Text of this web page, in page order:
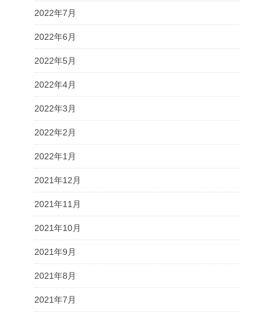
2022年7月
2022年6月
2022年5月
2022年4月
2022年3月
2022年2月
2022年1月
2021年12月
2021年11月
2021年10月
2021年9月
2021年8月
2021年7月